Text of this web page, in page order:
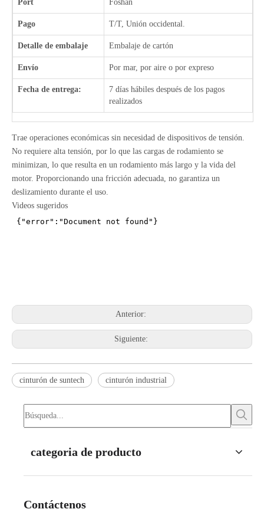
Port Foshan
Pago T/T, Unión occidental.
Detalle de embalaje Embalaje de cartón
Envío Por mar, por aire o por expreso
Fecha de entrega:
7 días hábiles después de los pagos
realizados
Trae operaciones económicas sin necesidad de dispositivos de tensión.
No requiere alta tensión, por lo que las cargas de rodamiento se
minimizan, lo que resulta en un rodamiento más largo y la vida del
motor. Proporcionando una fricción adecuada, no garantiza un
deslizamiento durante el uso.
Videos sugeridos
Anterior:
Siguiente:
cinturón de suntech cinturón industrial
categoria de producto
Contáctenos